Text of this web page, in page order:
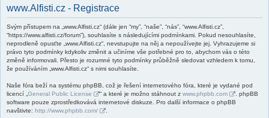
www.Alfisti.cz - Registrace
Svým přístupem na „www.Alfisti.cz“ (dále jen “my”, “naše”, “nás”, “www.Alfisti.cz”,
“https://www.alfisti.cz/forum”), souhlasíte s následujícími podmínkami. Pokud nesouhlasíte,
neprodleně opusťte „www.Alfisti.cz“, nevstupujte na něj a nepoužívejte jej. Vyhrazujeme si
právo tyto podmínky kdykoliv změnit a učiníme vše potřebné pro to, abychom vás o této
změně informovali. Přesto je rozumné tyto podmínky průběžně sledovat vzhledem k tomu,
že používáním „www.Alfisti.cz“ s nimi souhlasíte.
Naše fóra beží na systému phpBB, což je řešení internetového fóra, které je vydané pod
licencí „ General Public License “ a které je možno stáhnout z www.phpbb.com
. phpBB
software pouze zprostředkovává internetové diskuze. Pro další informace o phpBB
navštivte: http://www.phpbb.com/